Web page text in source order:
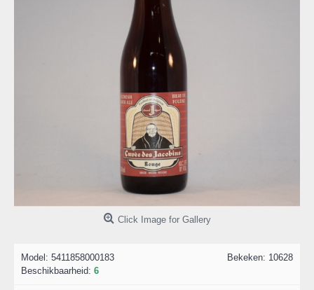
Click Image for Gallery
Bekeken: 10628
Model: 5411858000183
Beschikbaarheid: 6